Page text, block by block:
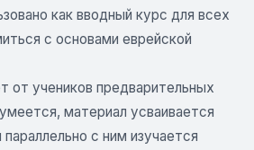
как вводный курс для всех
с основами еврейской
от учеников предварительных
материал усваивается
параллельно с ним изучается